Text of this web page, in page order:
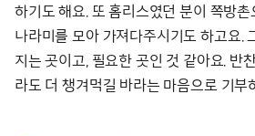
하기도 해요. 또 홈리스였던 분이 쪽방
나라미를 모아 가져다주시기도 하고요.
지는 곳이고, 필요한 곳인 것 같아요. 반
라도 더 챙겨먹길 바라는 마음으로 기부